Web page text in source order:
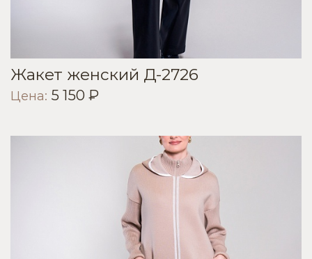
Жакет женский Д-2726
Цена: 5 150 ₽